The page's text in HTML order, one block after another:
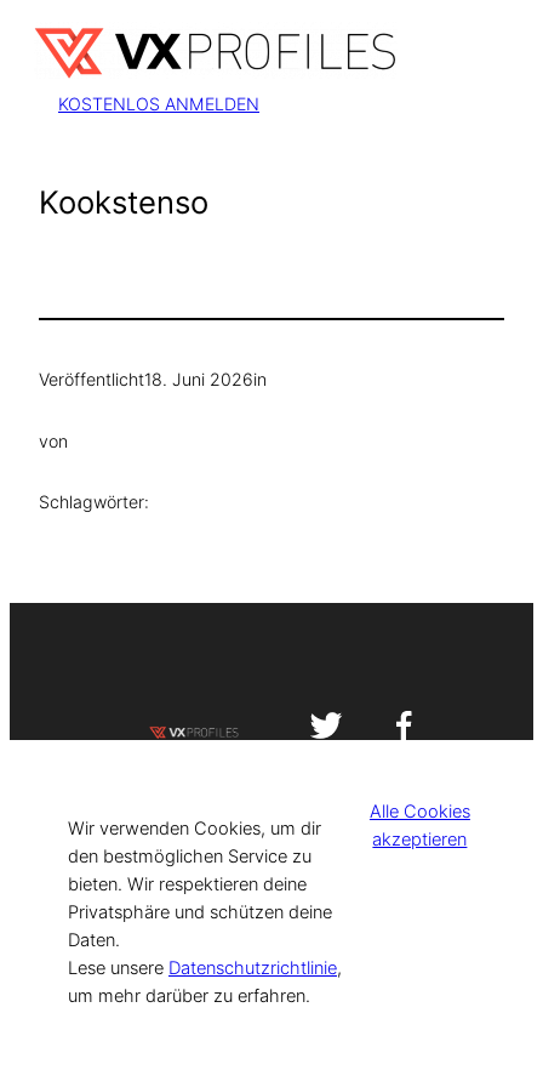
Inhalt
springen
KOSTENLOS ANMELDEN
Kookstenso
Veröffentlicht18. Juni 2026in
von
Schlagwörter:
[current_year] VISIT-X. Made with
for Models & Influencers!
Wir verwenden Cookies, um dir
den bestmöglichen Service zu
bieten. Wir respektieren deine
Privatsphäre und schützen deine
Daten.
Lese unsere Datenschutzrichtlinie,
um mehr darüber zu erfahren.
Alle Cookies
akzeptieren